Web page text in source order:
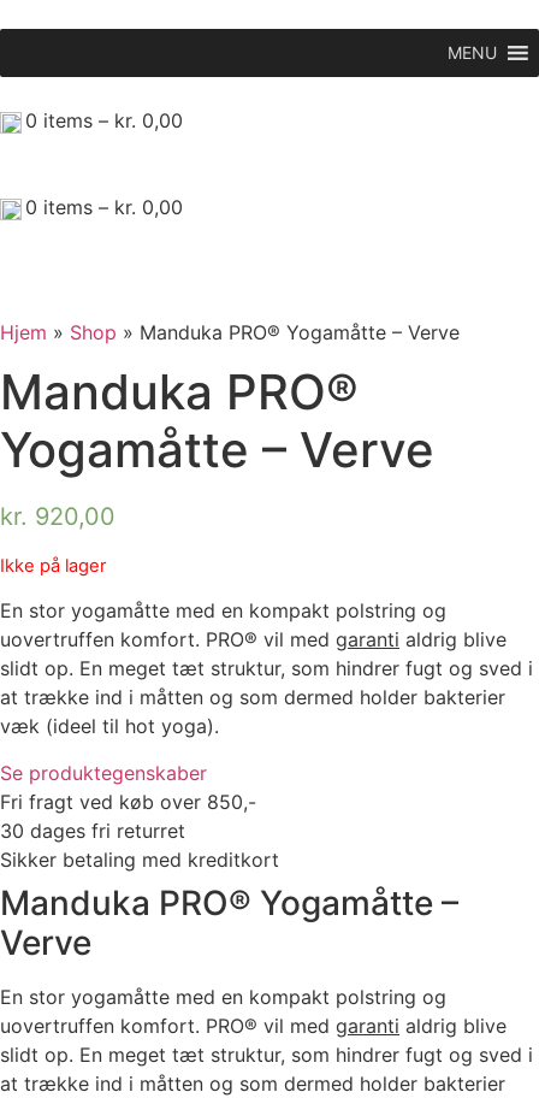
indhold
MENU
0 items – kr. 0,00
0 items – kr. 0,00
Hjem » Shop » Manduka PRO® Yogamåtte – Verve
Manduka PRO®
Yogamåtte – Verve
kr. 920,00
Ikke på lager
En stor yogamåtte med en kompakt polstring og
uovertruffen komfort. PRO® vil med garanti aldrig blive
slidt op. En meget tæt struktur, som hindrer fugt og sved i
at trække ind i måtten og som dermed holder bakterier
væk (ideel til hot yoga).
Se produktegenskaber
Fri fragt ved køb over 850,-
30 dages fri returret
Sikker betaling med kreditkort
Manduka PRO® Yogamåtte –
Verve
En stor yogamåtte med en kompakt polstring og
uovertruffen komfort. PRO® vil med garanti aldrig blive
slidt op. En meget tæt struktur, som hindrer fugt og sved i
at trække ind i måtten og som dermed holder bakterier